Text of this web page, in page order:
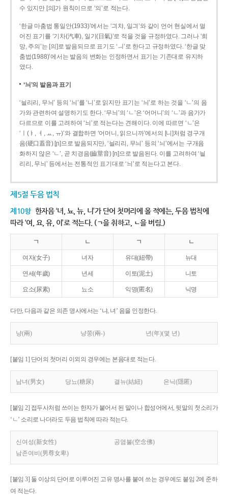
수 있지만 [의]가 원칙이므로 ‘의’로 적는다.
‘한글 마춤법 통일안(1933)’에서는 ‘긔챠, 일긔’와 같이 언어 현실에서 멀
어진 표기를 ‘기차(汽車), 일기(日氣)’로 적을 것을 규정하였다. 그러나 ‘희
망, 주의’는 [의]로 발음되므로 표기도 ‘ㅢ’로 한다고 규정하였다. ‘한글 맞
춤법(1988)’에서는 발음의 변화는 인정하면서 표기는 기존대로 유지하
였다.
‘늬’의 발음과 표기
‘늴리리, 무늬’ 등의 ‘늬’를 ‘니’로 읽지만 표기는 ‘늬’로 하는 것을 ‘ㄴ’의 음
가와 관련하여 설명하기도 한다. ‘무늬’의 ‘ㄴ’은 ‘어머니’의 ‘ㄴ’과 음가가
다르므로 이를 고려하여 ‘늬’로 적는다는 견해이다. 이에 따르면 ‘ㄴ’은
‘ㅣ(ㅑ, ㅕ, ㅛ, ㅠ)’와 결합하면 ‘어머니, 읽으니까’에서의 [니]처럼 경구개
음(硬口蓋音) [ɲ]으로 발음되지만, ‘늴리리, 무늬’ 등의 ‘늬’에서는 구개음
화하지 않은 ‘ㄴ’, 곧 치경음(齒莖音) [n]으로 발음된다. 이를 고려하여 ‘늴
리리, 무늬’ 등에서는 전통적인 표기대로 ‘늬’로 적는다고 본다.
제5절 두음 법칙
제10항 한자음 ‘녀, 뇨, 뉴, 니’가 단어 첫머리에 올 적에는, 두음 법칙에
따라 ‘여, 요, 유, 이’로 적는다. (ㄱ을 취하고, ㄴ을 버림.)
ㄱ ㄴ ㄱ ㄴ
여자(女子) 녀자 유대(紐帶) 뉴대
연세(年歲) 년세 이토(泥土) 니토
요소(尿素) 뇨소 익명(匿名) 닉명
다만, 다음과 같은 의존 명사에서는 ‘냐, 녀’ 음을 인정한다.
냥(兩) 냥쭝(兩-) 년(年)(몇 년)
[붙임 1] 단어의 첫머리 이외의 경우에는 본음대로 적는다.
남녀(男女) 당뇨(糖尿) 결뉴(結紐) 은닉(隱匿)
[붙임 2] 접두사처럼 쓰이는 한자가 붙어서 된 말이나 합성어에서, 뒷말의 첫소리가
‘ㄴ’ 소리로 나더라도 두음 법칙에 따라 적는다.
신여성(新女性)
공염불(空念佛)
남존여비(男尊女卑)
[붙임 3] 둘 이상의 단어로 이루어진 고유 명사를 붙여 쓰는 경우에도 붙임 2에 준하
여 적는다.